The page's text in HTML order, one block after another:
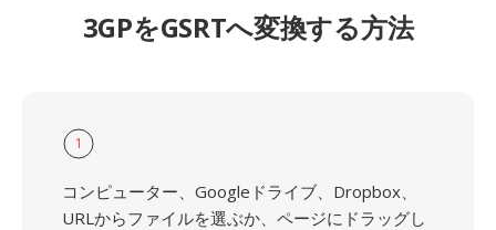
3GPをGSRTへ変換する方法
1
コンピューター、Googleドライブ、Dropbox、
URLからファイルを選ぶか、ページにドラッグし